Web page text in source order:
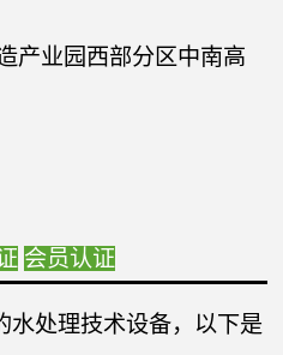
产业园西部分区中南高
会员认证
水处理技术设备，以下是